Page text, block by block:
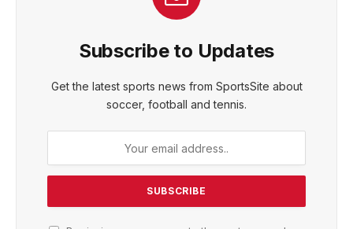
Subscribe to Updates
Get the latest sports news from SportsSite about
soccer, football and tennis.